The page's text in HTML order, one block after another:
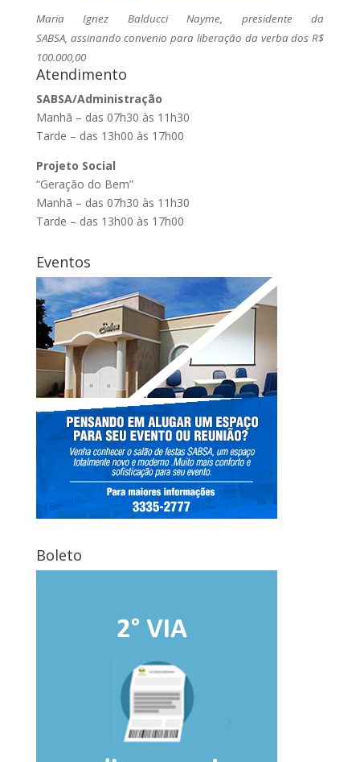
Maria Ignez Balducci Nayme, presidente da
SABSA, assinando convenio para liberação da verba dos R$
100.000,00
Atendimento
SABSA/Administração
Manhã – das 07h30 às 11h30
Tarde – das 13h00 às 17h00
Projeto Social
“Geração do Bem”
Manhã – das 07h30 às 11h30
Tarde – das 13h00 às 17h00
Eventos
Boleto